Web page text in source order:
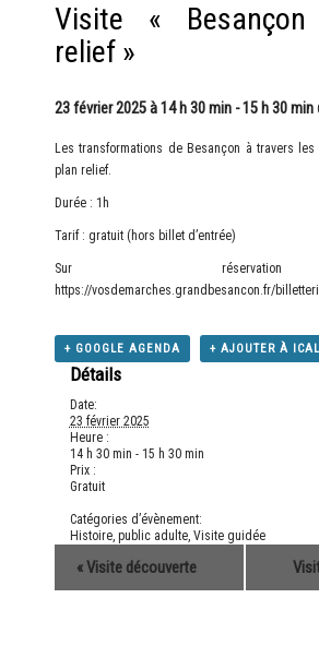
Visite «
relief »
23 février 2025 à 14 h 30 min -15 h 30 min
Les transformations de Besançon à travers
plan relief.
Durée : 1h
Tarif : gratuit (hors billet d’entrée)
Sur
https://vosdemarches.grandbesancon.fr/
+ GOOGLE AGENDA + AJOUTER À
Détails
Date:
23 février 2025
Heure :
14 h 30 min - 15 h 30 min
Prix :
Gratuit
Catégories d’évènement:
Histoire, public adulte, Visite guidée
«Visite découverte